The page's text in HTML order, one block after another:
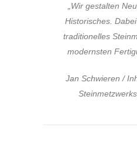
„Wir gestalten
Historisches.
traditionelles
modernsten
Jan Schwieren /